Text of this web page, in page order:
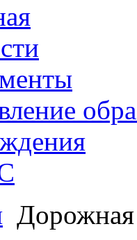
Дорожная